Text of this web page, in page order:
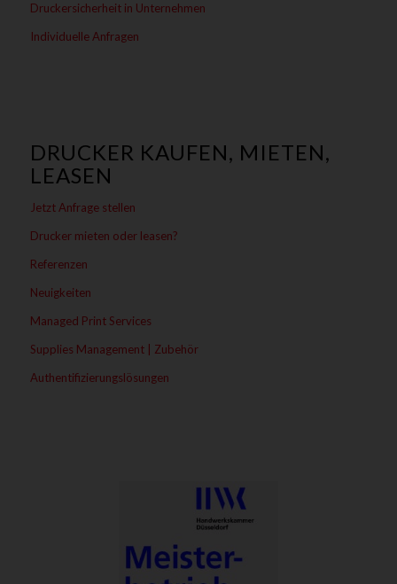
Druckersicherheit in Unternehmen
Individuelle Anfragen
DRUCKER KAUFEN, MIETEN,
LEASEN
Jetzt Anfrage stellen
Drucker mieten oder leasen?
Referenzen
Neuigkeiten
Managed Print Services
Supplies Management | Zubehör
Authentifizierungslösungen